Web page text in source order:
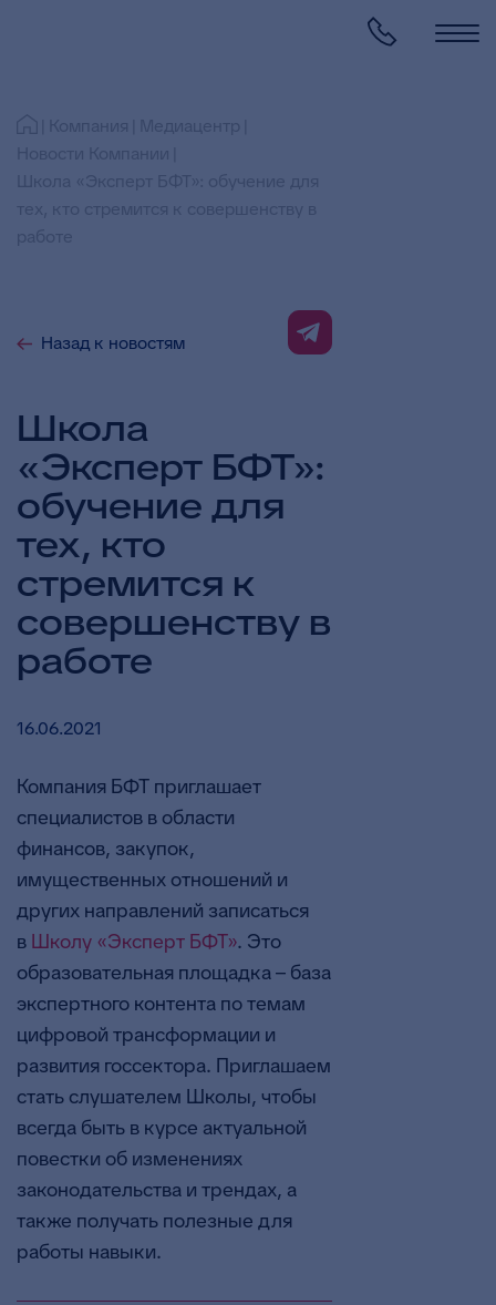
Назад к новостям
Школа
«Эксперт БФТ»:
обучение для
тех, кто
стремится к
совершенству в
работе
16.06.2021
Компания БФТ приглашает
специалистов в области
финансов, закупок,
имущественных отношений и
других направлений записаться
в Школу «Эксперт БФТ». Это
образовательная площадка – база
экспертного контента по темам
цифровой трансформации и
развития госсектора. Приглашаем
стать слушателем Школы, чтобы
всегда быть в курсе актуальной
повестки об изменениях
законодательства и трендах, а
также получать полезные для
работы навыки.